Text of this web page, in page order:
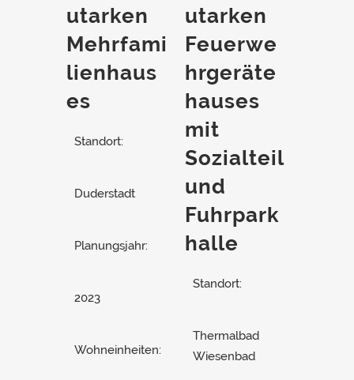
utarken
Mehrfami
lienhaus
es
Standort:
Duderstadt
Planungsjahr:
2023
Wohneinheiten:
utarken
Feuerwe
hrgeräte
hauses
mit
Sozialteil
und
Fuhrpark
halle
Standort:
Thermalbad
Wiesenbad